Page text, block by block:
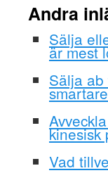
Andra
Sälja
är mest
Sälja
kinesisk
Vad